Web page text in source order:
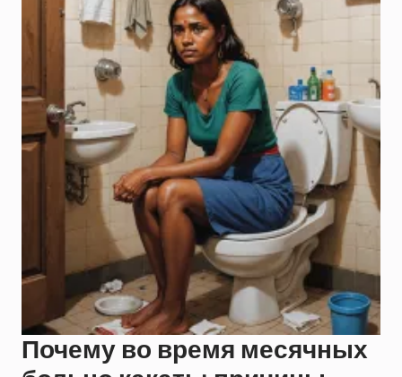
Почему во время месячных